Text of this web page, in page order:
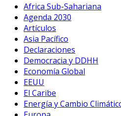
Africa Sub-Sahariana
Agenda 2030
Artículos
Asia Pacífico
Declaraciones
Democracia y DDHH
Economía Global
EEUU
El Caribe
Energía y Cambio